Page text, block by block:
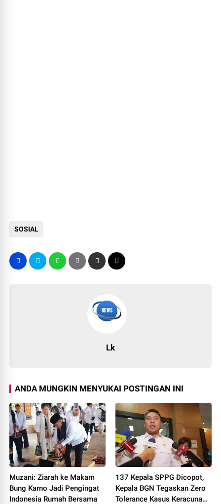
SOSIAL
Lk
ANDA MUNGKIN MENYUKAI POSTINGAN INI
Muzani: Ziarah ke Makam
Bung Karno Jadi Pengingat
Indonesia Rumah Bersama
137 Kepala SPPG Dicopot,
Kepala BGN Tegaskan Zero
Tolerance Kasus Keracunan